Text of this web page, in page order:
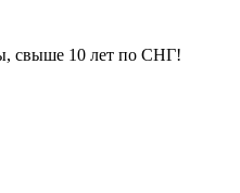
свыше 10 лет по СНГ!